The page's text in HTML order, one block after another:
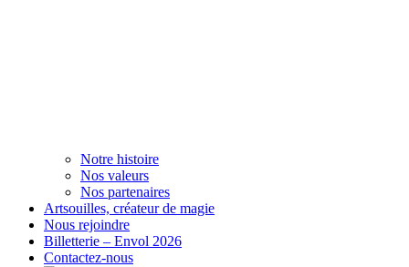
Notre histoire
Nos valeurs
Nos partenaires
Artsouilles, créateur de magie
Nous rejoindre
Billetterie – Envol 2026
Contactez-nous